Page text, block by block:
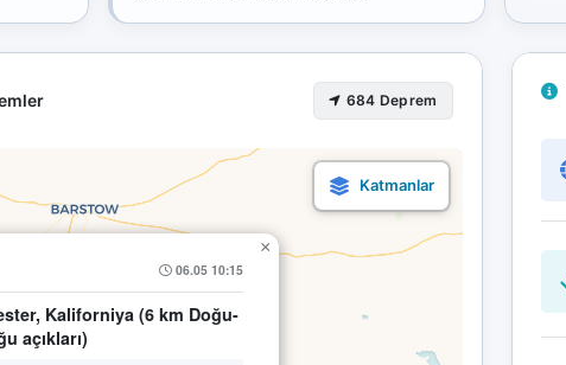
684 Deprem
06.05 10:15
Kaliforniya (6 km Doğu-
açıkları)
×